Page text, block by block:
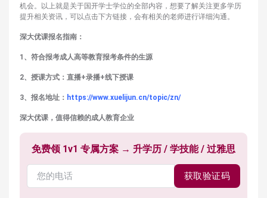
机会。以上就是关于国开学士学位的全部内容，想要了解关注更多学历
提升相关资讯，可以点击下方链接，会有相关的老师进行详细沟通。
深大优课报名指南：
1、符合报考成人高等教育报考条件的生源
2、授课方式：直播+录播+线下授课
3、报名地址： https://www.xuelijun.cn/topic/zn/
深大优课，值得信赖的成人教育企业
免费领 1v1 专属方案 → 升学历 / 学技能 / 过雅思
获取验证码